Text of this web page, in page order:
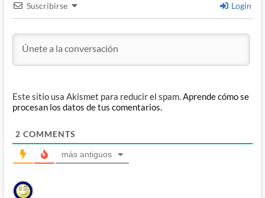
Suscribirse Login
Este sitio usa Akismet para reducir el spam.Aprende cómo se
procesan los datos de tus comentarios.
2 COMMENTS
más antiguos